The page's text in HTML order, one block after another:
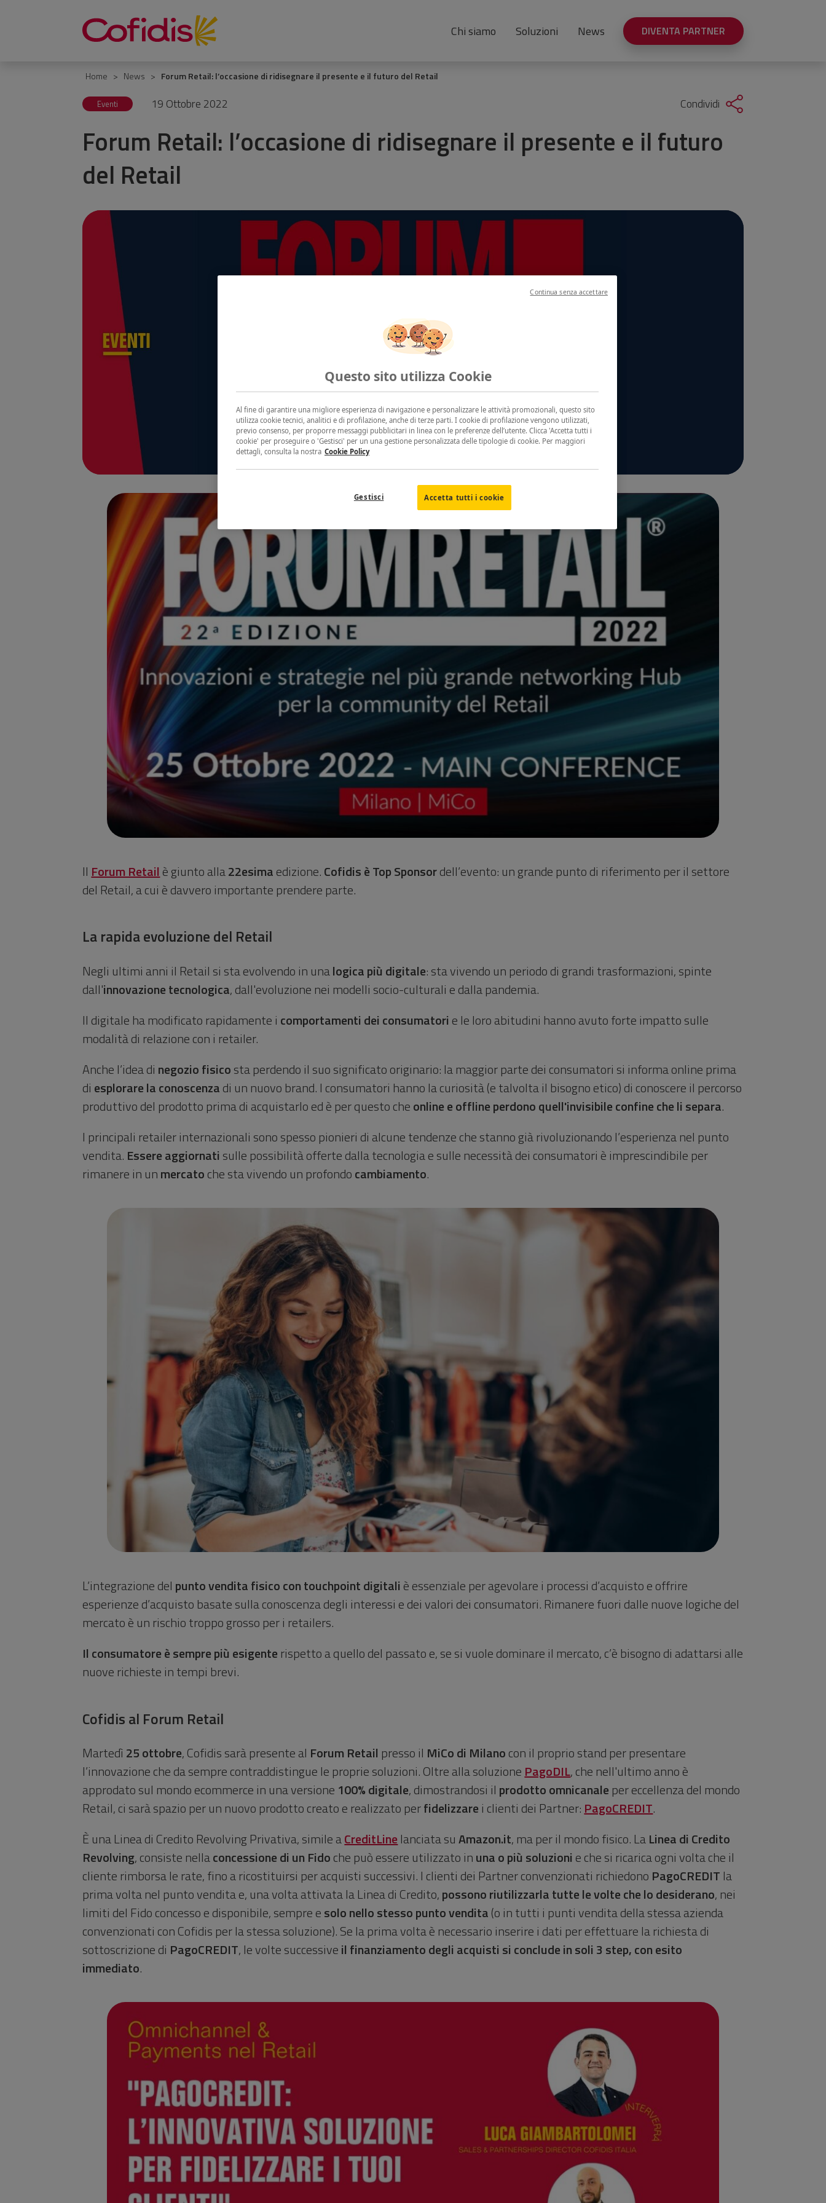
Chi siamo Soluzioni News DIVENTA PARTNER
Home News Forum Retail: l’occasione di ridisegnare il presente e il futuro del Retail
Eventi 19 Ottobre 2022 Condividi
Forum Retail: l’occasione di ridisegnare il presente e il futuro
del Retail
Il Forum Retailè giunto alla22esimaedizione.Cofidis è Top Sponsordell’evento: un grande punto di riferimento per il settore
del Retail, a cui è davvero importante prendere parte.
La rapida evoluzione del Retail
Negli ultimi anni il Retail si sta evolvendo in unalogica più digitale: sta vivendo un periodo di grandi trasformazioni, spinte
dall'innovazione tecnologica, dall'evoluzione nei modelli socio-culturali e dalla pandemia.
Il digitale ha modificato rapidamente i comportamenti dei consumatori e le loro abitudini hanno avuto forte impatto sulle
modalità di relazione con i retailer.
Anche l’idea di negozio fisicosta perdendo il suo significato originario: la maggior parte dei consumatori si informa online prima
di esplorare la conoscenzadi un nuovo brand. I consumatori hanno la curiosità (e talvolta il bisogno etico) di conoscere il percorso
produttivo del prodotto prima di acquistarlo ed è per questo cheonline e offline perdono quell'invisibile confine che li separa.
I principali retailer internazionali sono spesso pionieri di alcune tendenze che stanno già rivoluzionando l’esperienza nel punto
vendita. Essere aggiornati sulle possibilità offerte dalla tecnologia e sulle necessità dei consumatori è imprescindibile per
rimanere in unmercatoche sta vivendo un profondocambiamento.
L’integrazione del punto vendita fisico con touchpoint digitali è essenziale per agevolare i processi d’acquisto e offrire
esperienze d’acquisto basate sulla conoscenza degli interessi e dei valori dei consumatori. Rimanere fuori dalle nuove logiche del
mercato è un rischio troppo grosso per i retailers.
Il consumatore è sempre più esigente rispetto a quello del passato e, se si vuole dominare il mercato, c’è bisogno di adattarsi alle
nuove richieste in tempi brevi.
Cofidis al Forum Retail
Martedì25 ottobre, Cofidis sarà presente al Forum Retail presso il MiCo di Milanocon il proprio stand per presentare
l’innovazione che da sempre contraddistingue le proprie soluzioni. Oltre alla soluzione PagoDIL, che nell'ultimo anno è
approdato sul mondo ecommerce in una versione 100% digitale, dimostrandosi il prodotto omnicanale per eccellenza del mondo
Retail, ci sarà spazio per un nuovo prodotto creato e realizzato perfidelizzare i clienti dei Partner: PagoCREDIT.
È una Linea di Credito Revolving Privativa, simile aCreditLine lanciata suAmazon.it, ma per il mondo fisico. LaLinea di Credito
Revolving, consiste nellaconcessione di un Fidoche può essere utilizzato inuna o più soluzioni e che si ricarica ogni volta che il
cliente rimborsa le rate, fino a ricostituirsi per acquisti successivi. I clienti dei Partner convenzionati richiedono PagoCREDIT la
prima volta nel punto vendita e, una volta attivata la Linea di Credito,possono riutilizzarla tutte le volte che lo desiderano, nei
limiti del Fido concesso e disponibile, sempre esolo nello stesso punto vendita(o in tutti i punti vendita della stessa azienda
convenzionati con Cofidis per la stessa soluzione). Se la prima volta è necessario inserire i dati per effettuare la richiesta di
sottoscrizione di PagoCREDIT, le volte successiveil finanziamento degli acquisti si conclude in soli 3 step, con esito
immediato.
Questo sito utilizza Cookie
Al fine di garantire una migliore esperienza di navigazione e personalizzare le attività promozionali, questo sito
utilizza cookie tecnici, analitici e di profilazione, anche di terze parti. I cookie di profilazione vengono utilizzati,
previo consenso, per proporre messaggi pubblicitari in linea con le preferenze dell’utente. Clicca 'Accetta tutti i
cookie' per proseguire o 'Gestisci' per un una gestione personalizzata delle tipologie di cookie. Per maggiori
dettagli, consulta la nostra Cookie Policy
Accetta tutti i cookie
Gestisci
Continua senza accettare